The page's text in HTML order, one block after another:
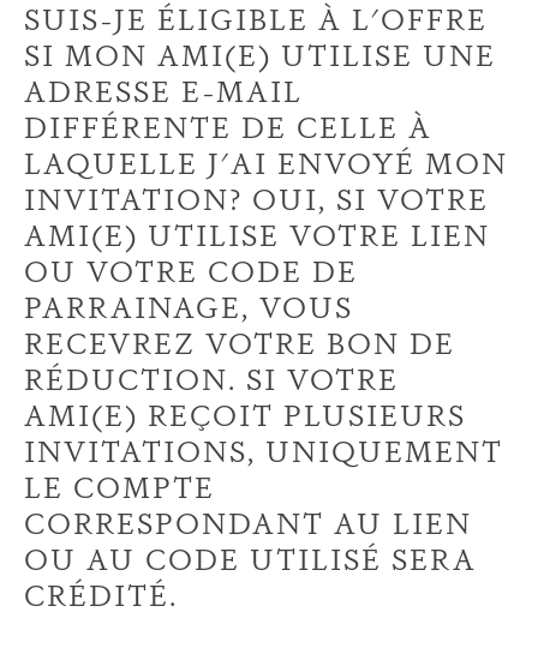
SUIS-JE ÉLIGIBLE À L'OFFRE
SI MON AMI(E) UTILISE UNE
ADRESSE E-MAIL
DIFFÉRENTE DE CELLE À
LAQUELLE J'AI ENVOYÉ MON
INVITATION? OUI, SI VOTRE
AMI(E) UTILISE VOTRE LIEN
OU VOTRE CODE DE
PARRAINAGE, VOUS
RECEVREZ VOTRE BON DE
RÉDUCTION. SI VOTRE
AMI(E) REÇOIT PLUSIEURS
INVITATIONS, UNIQUEMENT
LE COMPTE
CORRESPONDANT AU LIEN
OU AU CODE UTILISÉ SERA
CRÉDITÉ.